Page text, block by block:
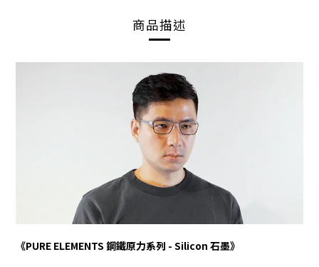
商品描述
《PURE ELEMENTS 鋼鐵原力系列 - Silicon 石墨》